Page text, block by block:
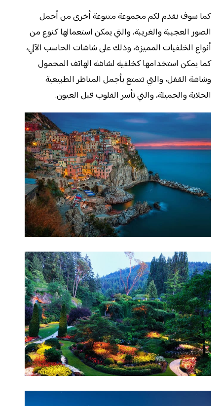
كما سوف نقدم لكم مجموعة متنوعة أخرى من أجمل
الصور العجيبة والغريبة، والتي يمكن استعمالها كنوع من
أنواع الخلفيات المميزة، وذلك على شاشات الحاسب الآلي،
كما يمكن استخدامها كخلفية لشاشة الهاتف المحمول
وشاشة القفل، والتي تتمتع بأجمل المناظر الطبيعية
الخلابة والجميلة، والتي تأسر القلوب قبل العيون.